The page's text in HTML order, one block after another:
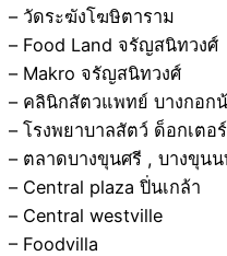
– วัดระฆังโฆษิตาราม
– Food Land จรัญสนิทวงศ์
– Makro จรัญสนิทวงศ์
– คลินิกสัตวแพทย์ บางกอก
– โรงพยาบาลสัตว์ ด็อกเตอ
– ตลาดบางขุนศรี , บางขุน
– Central plaza ปิ่นเกล้า
– Central westville
– Foodvilla